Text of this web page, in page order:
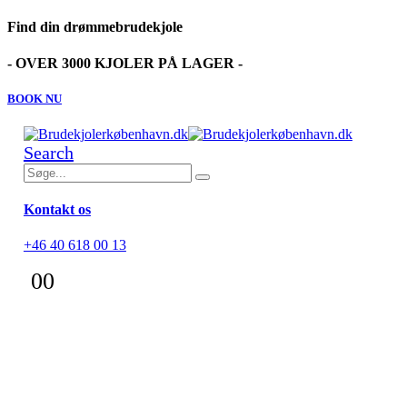
Find din drømmebrudekjole
- OVER 3000 KJOLER PÅ LAGER -
BOOK NU
Search
Kontakt os
+46 40 618 00 13
00